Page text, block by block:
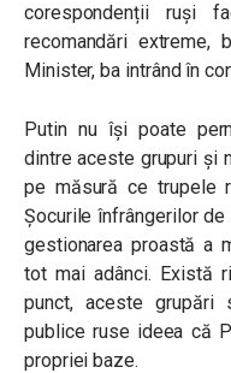
corespondenții ruși
recomandări extreme,
Minister, ba intrând în
Putin nu își poate
dintre aceste grupuri și
pe măsură ce trupele
Șocurile înfrângerilor
gestionarea proastă a
tot mai adânci. Există
punct, aceste
publice ruse ideea că
propriei baze.